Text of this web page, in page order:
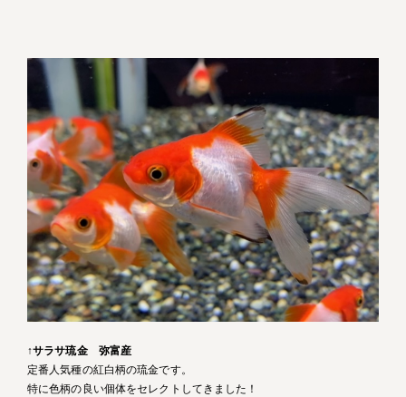
↑サラサ琉金 弥富産
定番人気種の紅白柄の琉金です。
特に色柄の良い個体をセレクトしてきました！